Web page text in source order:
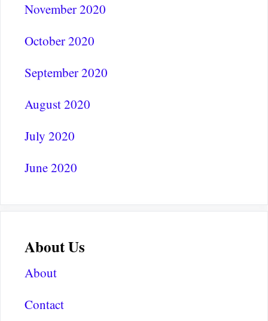
November 2020
October 2020
September 2020
August 2020
July 2020
June 2020
About Us
About
Contact